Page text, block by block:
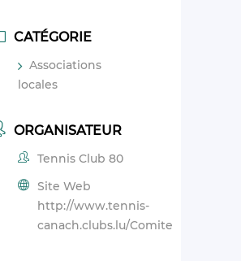
CATÉGORIE
Associations
locales
ORGANISATEUR
Tennis Club 80
Site Web
http://www.tennis-
canach.clubs.lu/Comite.html